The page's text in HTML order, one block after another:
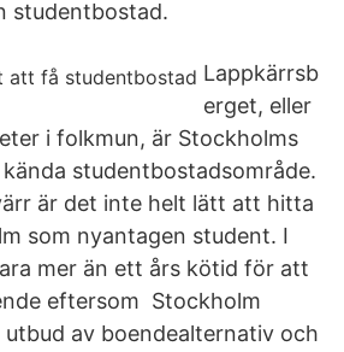
studentbostad.
Lappkärrsb
erget, eller
i folkmun, är Stockholms
studentbostadsområde.
är det inte helt lätt att hitta
som nyantagen student. I
mer än ett års kötid för att
eftersom Stockholm
av boendealternativ och